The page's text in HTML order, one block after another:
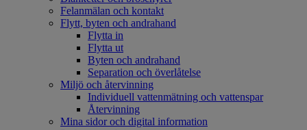
Felanmälan och kontakt
Flytt, byten och andrahand
Flytta in
Flytta ut
Byten och andrahand
Separation och överlåtelse
Miljö och återvinning
Individuell vattenmätning och vattenspar
Återvinning
Mina sidor och digital information